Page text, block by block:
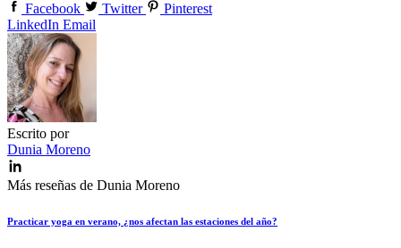
Facebook
Twitter
Pinterest
LinkedIn Email
Escrito por
Dunia Moreno
Más reseñas de Dunia Moreno
Practicar yoga en verano, ¿nos afectan las estaciones del año?